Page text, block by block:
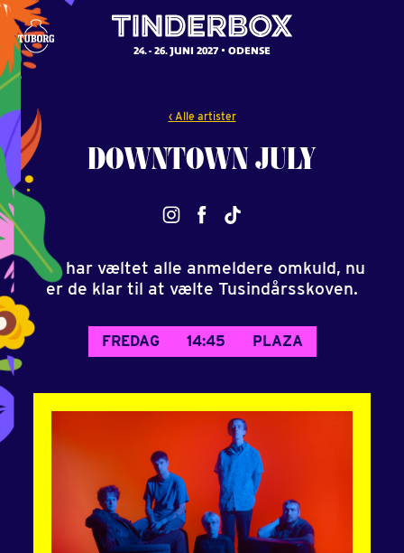
24. - 26. JUNI 2027 ODENSE
‹ Alle artister
DOWNTOWNJULY
De har væltet alle anmeldere omkuld, nu
er de klar til at vælte Tusindårsskoven.
FREDAG 14:45 PLAZA